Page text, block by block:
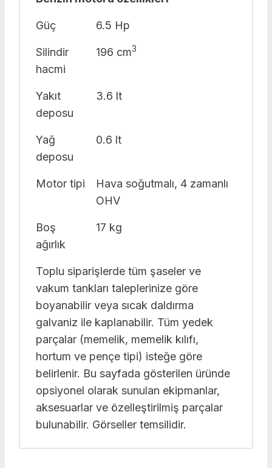
Güç 6.5 Hp
Silindir
hacmi
196 cm3
Yakıt
deposu
3.6 lt
Yağ
deposu
0.6 lt
Motor tipi
Hava soğutmalı, 4 zamanlı
OHV
Boş
ağırlık
17 kg
Toplu siparişlerde tüm şaseler ve
vakum tankları taleplerinize göre
boyanabilir veya sıcak daldırma
galvaniz ile kaplanabilir. Tüm yedek
parçalar (memelik, memelik kılıfı,
hortum ve pençe tipi) isteğe göre
belirlenir. Bu sayfada gösterilen üründe
opsiyonel olarak sunulan ekipmanlar,
aksesuarlar ve özelleştirilmiş parçalar
bulunabilir. Görseller temsilidir.